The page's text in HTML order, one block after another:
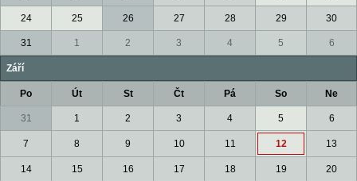
24 25 26 27 28 29 30
31 1 2 3 4 5 6
Září
Po Út St Čt Pá So Ne
31 1 2 3 4 5 6
7 8 9 10 11 12 13
14 15 16 17 18 19 20